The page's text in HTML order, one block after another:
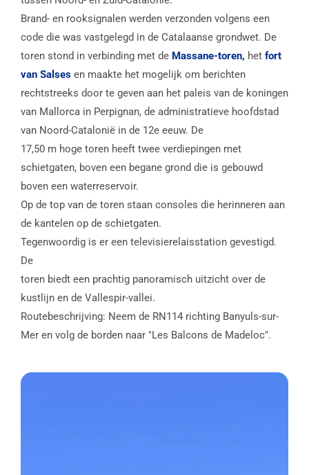
Brand- en rooksignalen werden verzonden volgens een
code die was vastgelegd in de Catalaanse grondwet. De
toren stond in verbinding met de Massane-toren, het fort
van Salsesen maakte het mogelijk om berichten
rechtstreeks door te geven aan het paleis van de koningen
van Mallorca in Perpignan, de administratieve hoofdstad
van Noord-Catalonië in de 12e eeuw. De
17,50 m hoge toren heeft twee verdiepingen met
schietgaten, boven een begane grond die is gebouwd
boven een waterreservoir.
Op de top van de toren staan ​​consoles die herinneren aan
de kantelen op de schietgaten.
Tegenwoordig is er een televisierelaisstation gevestigd.
De
toren biedt een prachtig panoramisch uitzicht over de
kustlijn en de Vallespir-vallei.
Routebeschrijving: Neem de RN114 richting Banyuls-sur-
Mer en volg de borden naar "Les Balcons de Madeloc".